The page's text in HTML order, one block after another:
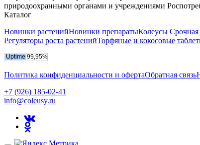
природоохранными органами и учреждениями
Каталог
Новинки растенийНовинки препаратыКолеусы Срочная
Регуляторы роста растенийТорфяные и кокосовые
Политика конфиденциальности и офертаОбратная связь
+7 (926) 185-02-41
info@coleusy.ru